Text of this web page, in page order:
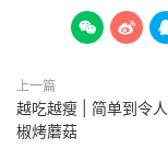
 
上一篇
越吃越瘦 | 简单到令
椒烤蘑菇